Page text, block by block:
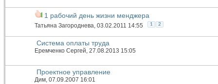
1 рабочий день жизни менджера
Татьяна Загороднева , 03.02.2011 14:55 1 2
Система оплаты труда
Еремченко Сергей, 27.08.2013 15:05
Проектное управление
Дим, 07.09.2007 16:01